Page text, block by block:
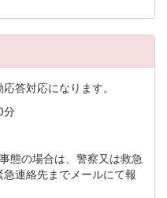
答対応になります。
分
態の場合は、警察又は救急
連絡先までメールにて報